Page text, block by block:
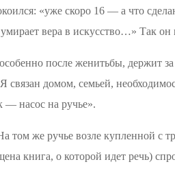
«уже скоро 16 — а что
вера в искусство…» Так
после женитьбы, держит
домом, семьей,
— насос на ручье».
том же ручье возле купленной с
книга, о которой идет речь)